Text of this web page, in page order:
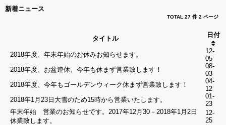
ン
LINE
ゲ
ス
ト
新着ニュース
TOTAL 27 件 2 ページ
タイトル 日付
2018年度、年末年始のお休みお知らせます。
12-
05
2018年度、お盆連休、今年も休まず営業致します！
08-
03
2018年度、今年もゴールデンウィーク休まず営業致します！
04-
12
2018年1月23日大雪のため15時から営業いたします。
01-
23
年末年始 営業のお知らせです。2017年12月30－2018年1月2日
休業致します。
12-
25